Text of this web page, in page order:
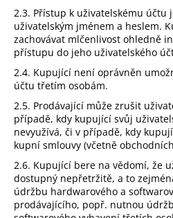
2.3. Přístup k uživatelskému účtu
uživatelským jménem a heslem.
zachovávat mlčenlivost ohledně
přístupu do jeho uživatelského
2.4. Kupující není oprávněn
účtu třetím osobám.
2.5. Prodávající může zrušit
případě, kdy kupující svůj
nevyužívá, či v případě, kdy
kupní smlouvy (včetně
2.6. Kupující bere na vědomí, že
dostupný nepřetržitě, a to
údržbu hardwarového a
prodávajícího, popř. nutnou